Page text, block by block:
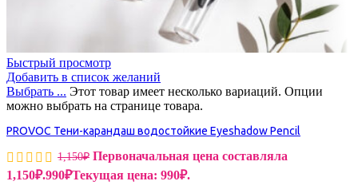
Быстрый просмотр
Добавить в список желаний
Выбрать ... Этот товар имеет несколько вариаций. Опции
можно выбрать на странице товара.
PROVOC Тени-карандаш водостойкие Eyeshadow Pencil
1,150₽ Первоначальная цена составляла
1,150₽.990₽Текущая цена: 990₽.